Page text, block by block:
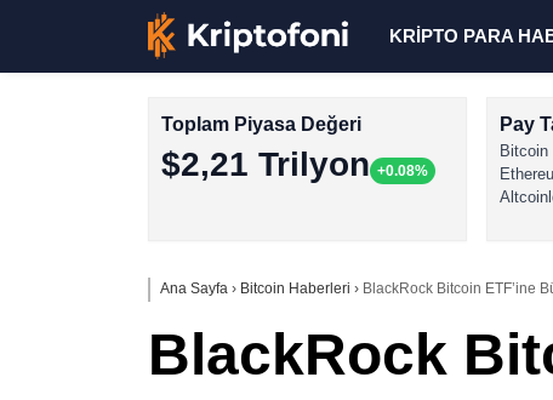
KRİPTO PARA
Toplam Piyasa Değeri
$2,21 Trilyon +0.08%
Pay
Bitcoin
Ana Sayfa › Bitcoin Haberleri › BlackRock Bitcoin ETF’ine
BlackRock